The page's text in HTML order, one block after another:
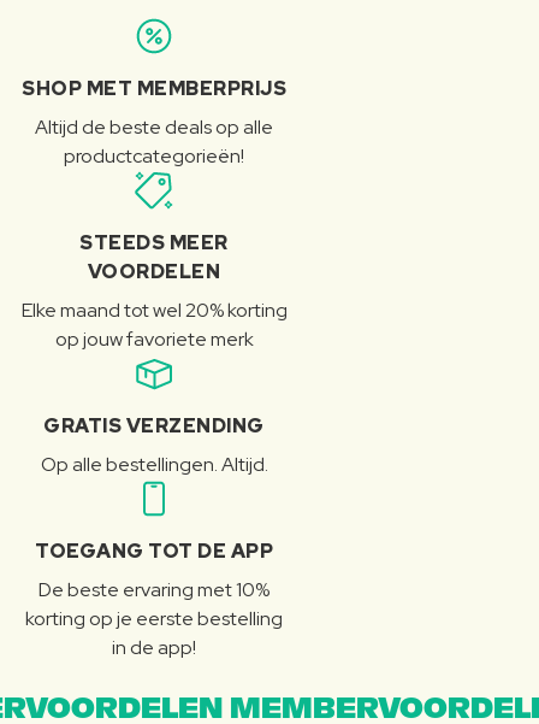
SHOP MET MEMBERPRIJS
Altijd de beste deals op alle
productcategorieën!
STEEDS MEER
VOORDELEN
Elke maand tot wel 20% korting
op jouw favoriete merk
GRATIS VERZENDING
Op alle bestellingen. Altijd.
TOEGANG TOT DE APP
De beste ervaring met 10%
korting op je eerste bestelling
in de app!